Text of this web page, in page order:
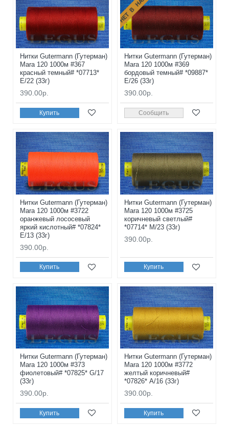
Нитки Gutermann (Гутерман)
Mara 120 1000м #367
красный темный# *07713*
E/22 (33г)
390.00р.
Купить
Нитки Gutermann (Гутерман)
Mara 120 1000м #369
бордовый темный# *09887*
E/26 (33г)
390.00р.
Сообщить
Нитки Gutermann (Гутерман)
Mara 120 1000м #3722
оранжевый лососевый
яркий кислотный# *07824*
E/13 (33г)
390.00р.
Купить
Нитки Gutermann (Гутерман)
Mara 120 1000м #3725
коричневый светлый#
*07714* M/23 (33г)
390.00р.
Купить
Нитки Gutermann (Гутерман)
Mara 120 1000м #373
фиолетовый# *07825* G/17
(33г)
390.00р.
Купить
Нитки Gutermann (Гутерман)
Mara 120 1000м #3772
желтый коричневый#
*07826* A/16 (33г)
390.00р.
Купить